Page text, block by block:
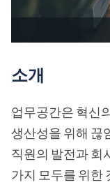
소개
업무공간은 혁신
생산성을 위해 끊
직원의 발전과 회
가지 모두를 위한